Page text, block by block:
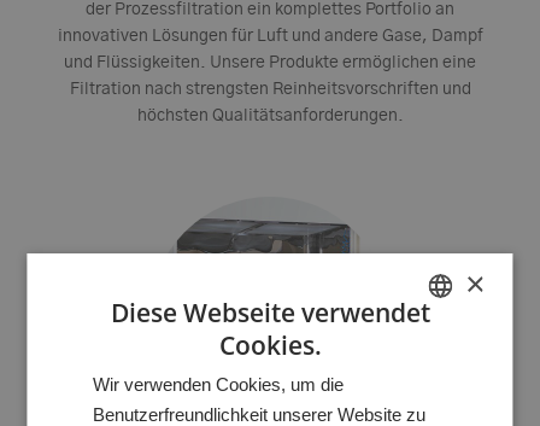
der Prozessfiltration ein komplettes Portfolio an
innovativen Lösungen für Luft und andere Gase, Dampf
und Flüssigkeiten. Unsere Produkte ermöglichen eine
Filtration nach strengsten Reinheitsvorschriften und
höchsten Qualitätsanforderungen.
×
Diese Webseite verwendet
Cookies.
Wir verwenden Cookies, um die
Benutzerfreundlichkeit unserer Website zu